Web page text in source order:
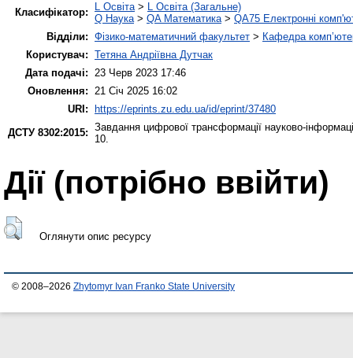
Класифікатор:
L Освіта> L Освіта (Загальне)
Q Наука> QA Математика> QA75 Електронні
Відділи: Фізико-математичний факультет > Кафедра
Користувач: Тетяна Андріївна Дутчак
Дата подачі: 23 Черв 2023 17:46
Оновлення: 21 Січ 2025 16:02
URI:
https://eprints.zu.edu.ua/id/eprint/37480
ДСТУ 8302:2015: Завдання цифрової трансформації науково-
10.
Дії ​​(потрібно ввійти)
Оглянути опис ресурсу
© 2008–2026 Zhytomyr Ivan Franko State University